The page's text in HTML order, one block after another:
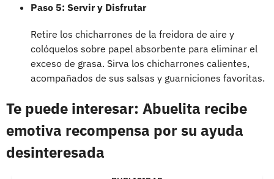
Paso 5: Servir y Disfrutar
Retire los chicharrones de la freidora de aire y
colóquelos sobre papel absorbente para eliminar el
exceso de grasa. Sirva los chicharrones calientes,
acompañados de sus salsas y guarniciones favoritas.
Te puede interesar: Abuelita recibe
emotiva recompensa por su ayuda
desinteresada